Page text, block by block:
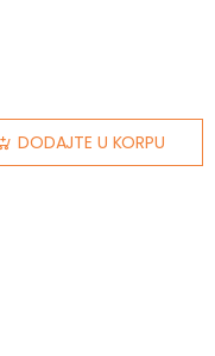
DODAJTE U KORPU